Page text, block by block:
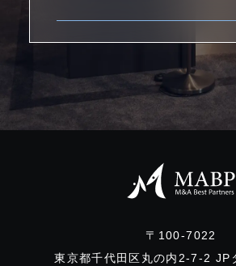
〒100-7022
東京都千代田区丸の内2-7-2 JP